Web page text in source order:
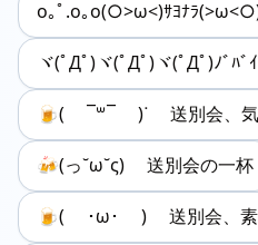
o｡ﾟ.o｡o(○>ω<)ｻﾖﾅﾗ
ヾ(ﾟДﾟ)ヾ(ﾟДﾟ)ヾ(ﾟДﾟ)ﾉﾞﾊﾞ
🍺( ¯꒳​¯ )ᐝ 送別会、気
🍻(っ˘ω˘ς) 送別会の一杯
🍺( ･ω･ ) 送別会、素